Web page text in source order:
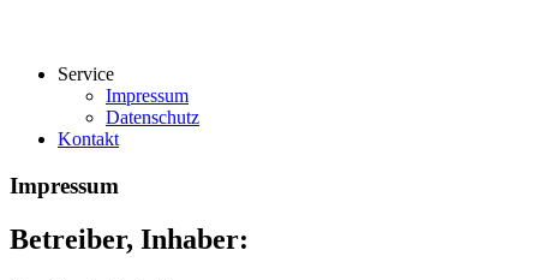
Service
Impressum
Datenschutz
Kontakt
Impressum
Betreiber, Inhaber: